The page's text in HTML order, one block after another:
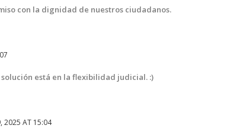
con la dignidad de nuestros ciudadanos.
está en la flexibilidad judicial. :)
2025 AT 15:04